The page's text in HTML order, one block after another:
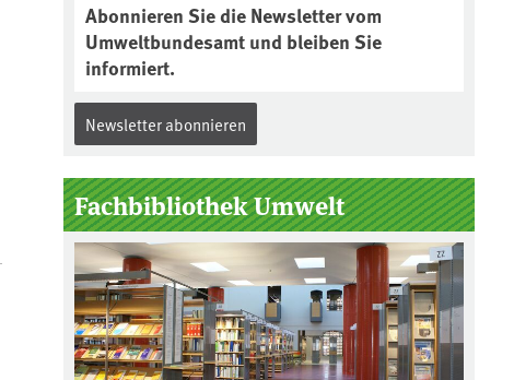
Abonnieren Sie die Newsletter vom
Umweltbundesamt und bleiben Sie
informiert.
Newsletter abonnieren
Fachbibliothek Umwelt